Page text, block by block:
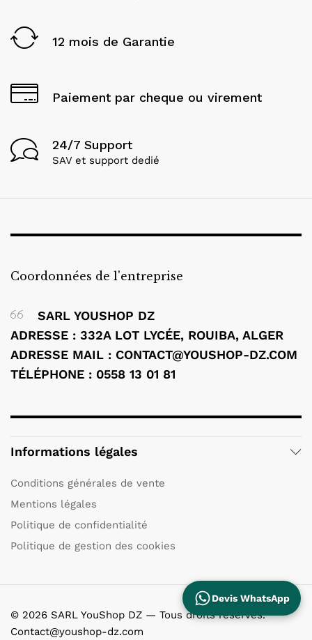
12 mois de Garantie
Paiement par cheque ou virement
24/7 Support
SAV et support dedié
Coordonnées de l'entreprise
SARL YOUSHOP DZ
ADRESSE : 332A LOT LYCÉE, ROUIBA, ALGER
ADRESSE MAIL : CONTACT@YOUSHOP-DZ.COM
TÉLÉPHONE : 0558 13 01 81
Informations légales
Conditions générales de vente
Mentions légales
Politique de confidentialité
Politique de gestion des cookies
© 2026 SARL YouShop DZ — Tous droits réservés.
Contact@youshop-dz.com
Devis WhatsApp